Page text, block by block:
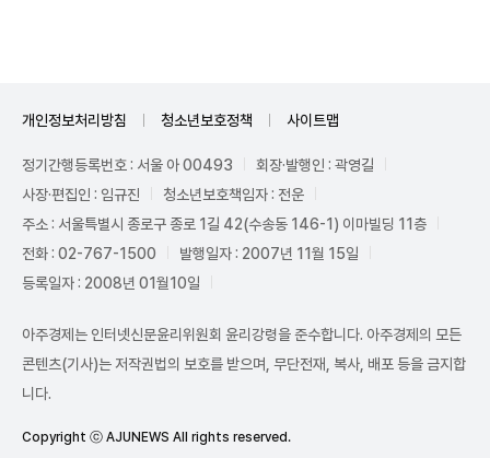
개인정보처리방침 청소년보호정책 사이트맵
정기간행등록번호 : 서울 아 00493
회장·발행인 : 곽영길
사장·편집인 : 임규진
청소년보호책임자 : 전운
주소 : 서울특별시 종로구 종로 1길 42(수송동 146-1) 이마빌딩 11층
전화 : 02-767-1500
발행일자 : 2007년 11월 15일
등록일자 : 2008년 01월10일
아주경제는 인터넷신문윤리위원회 윤리강령을 준수합니다. 아주경제의 모든
콘텐츠(기사)는 저작권법의 보호를 받으며, 무단전재, 복사, 배포 등을 금지합
니다.
Copyright ⓒ AJUNEWS All rights reserved.